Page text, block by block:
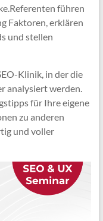
führen
Faktoren, erklären
und stellen
Klinik, in der die
analysiert werden.
für Ihre eigene
zu anderen
und voller